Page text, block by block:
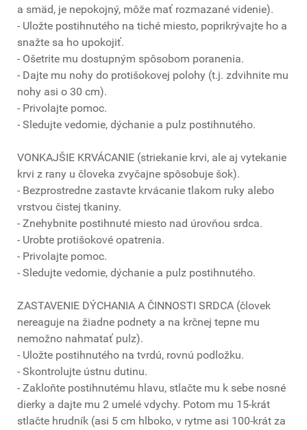
a smäd, je nepokojný, môže mať rozmazané videnie).
- Uložte postihnutého na tiché miesto, poprikrývajte ho a
snažte sa ho upokojiť.
- Ošetrite mu dostupným spôsobom poranenia.
- Dajte mu nohy do protišokovej polohy (t.j. zdvihnite mu
nohy asi o 30 cm).
- Privolajte pomoc.
- Sledujte vedomie, dýchanie a pulz postihnutého.
VONKAJŠIE KRVÁCANIE (striekanie krvi, ale aj vytekanie
krvi z rany u človeka zvyčajne spôsobuje šok).
- Bezprostredne zastavte krvácanie tlakom ruky alebo
vrstvou čistej tkaniny.
- Znehybnite postihnuté miesto nad úrovňou srdca.
- Urobte protišokové opatrenia.
- Privolajte pomoc.
- Sledujte vedomie, dýchanie a pulz postihnutého.
ZASTAVENIE DÝCHANIA A ČINNOSTI SRDCA (človek
nereaguje na žiadne podnety a na krčnej tepne mu
nemožno nahmatať pulz).
- Uložte postihnutého na tvrdú, rovnú podložku.
- Skontrolujte ústnu dutinu.
- Zakloňte postihnutému hlavu, stlačte mu k sebe nosné
dierky a dajte mu 2 umelé vdychy. Potom mu 15-krát
stlačte hrudník (asi 5 cm hlboko, v rytme asi 100-krát za